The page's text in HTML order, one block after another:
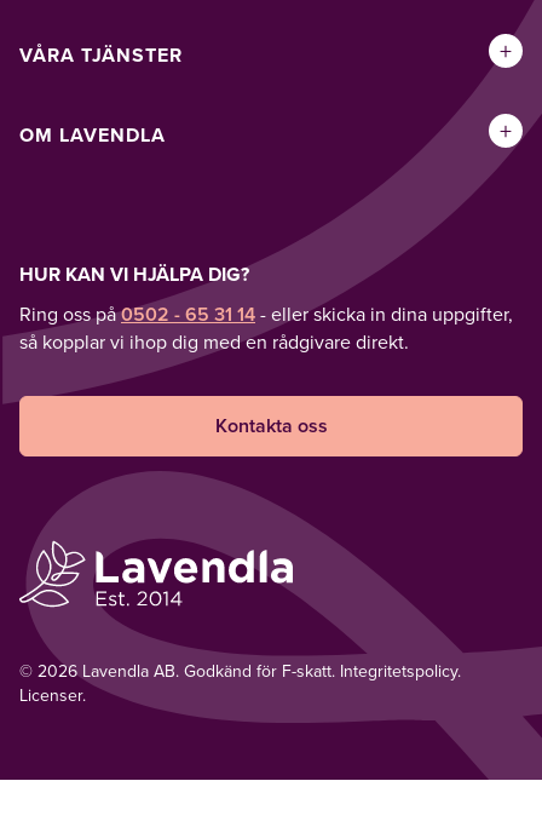
VÅRA TJÄNSTER +
OM LAVENDLA +
HUR KAN VI HJÄLPA DIG?
Ring oss på0502 - 65 31 14- eller skicka in dina uppgifter,
så kopplar vi ihop dig med en rådgivare direkt.
Kontakta oss
© 2026 Lavendla AB. Godkänd för F-skatt. Integritetspolicy.
Licenser.